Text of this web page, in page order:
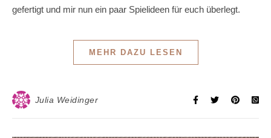
gefertigt und mir nun ein paar Spielideen für euch überlegt.
MEHR DAZU LESEN
Julia Weidinger